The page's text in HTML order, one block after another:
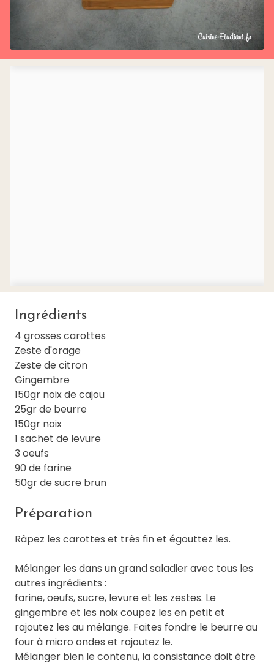
Ingrédients
4 grosses carottes
Zeste d'orage
Zeste de citron
Gingembre
150gr noix de cajou
25gr de beurre
150gr noix
1 sachet de levure
3 oeufs
90 de farine
50gr de sucre brun
Préparation
Râpez les carottes et très fin et égouttez les.
Mélanger les dans un grand saladier avec tous les
autres ingrédients :
farine, oeufs, sucre, levure et les zestes. Le
gingembre et les noix coupez les en petit et
rajoutez les au mélange. Faites fondre le beurre au
four à micro ondes et rajoutez le.
Mélanger bien le contenu, la consistance doit être